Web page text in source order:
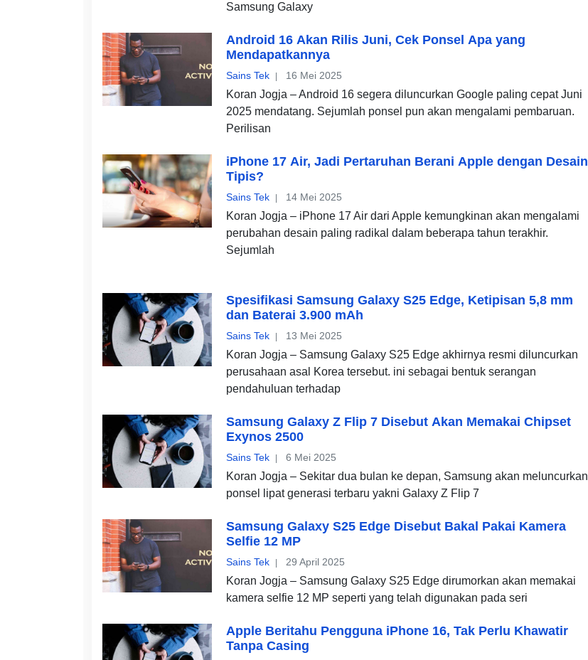
Samsung Galaxy
Android 16 Akan Rilis Juni, Cek Ponsel Apa yang
Mendapatkannya
Sains Tek 16 Mei 2025
Koran Jogja – Android 16 segera diluncurkan Google paling cepat Juni
2025 mendatang. Sejumlah ponsel pun akan mengalami pembaruan.
Perilisan
iPhone 17 Air, Jadi Pertaruhan Berani Apple dengan Desain
Tipis?
Sains Tek 14 Mei 2025
Koran Jogja – iPhone 17 Air dari Apple kemungkinan akan mengalami
perubahan desain paling radikal dalam beberapa tahun terakhir.
Sejumlah
Spesifikasi Samsung Galaxy S25 Edge, Ketipisan 5,8 mm
dan Baterai 3.900 mAh
Sains Tek 13 Mei 2025
Koran Jogja – Samsung Galaxy S25 Edge akhirnya resmi diluncurkan
perusahaan asal Korea tersebut. ini sebagai bentuk serangan
pendahuluan terhadap
Samsung Galaxy Z Flip 7 Disebut Akan Memakai Chipset
Exynos 2500
Sains Tek 6 Mei 2025
Koran Jogja – Sekitar dua bulan ke depan, Samsung akan meluncurkan
ponsel lipat generasi terbaru yakni Galaxy Z Flip 7
Samsung Galaxy S25 Edge Disebut Bakal Pakai Kamera
Selfie 12 MP
Sains Tek 29 April 2025
Koran Jogja – Samsung Galaxy S25 Edge dirumorkan akan memakai
kamera selfie 12 MP seperti yang telah digunakan pada seri
Apple Beritahu Pengguna iPhone 16, Tak Perlu Khawatir
Tanpa Casing